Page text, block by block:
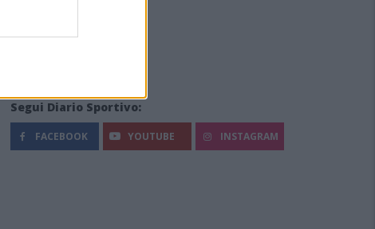
Segui Diario Sportivo:
FACEBOOK YOUTUBE INSTAGRAM